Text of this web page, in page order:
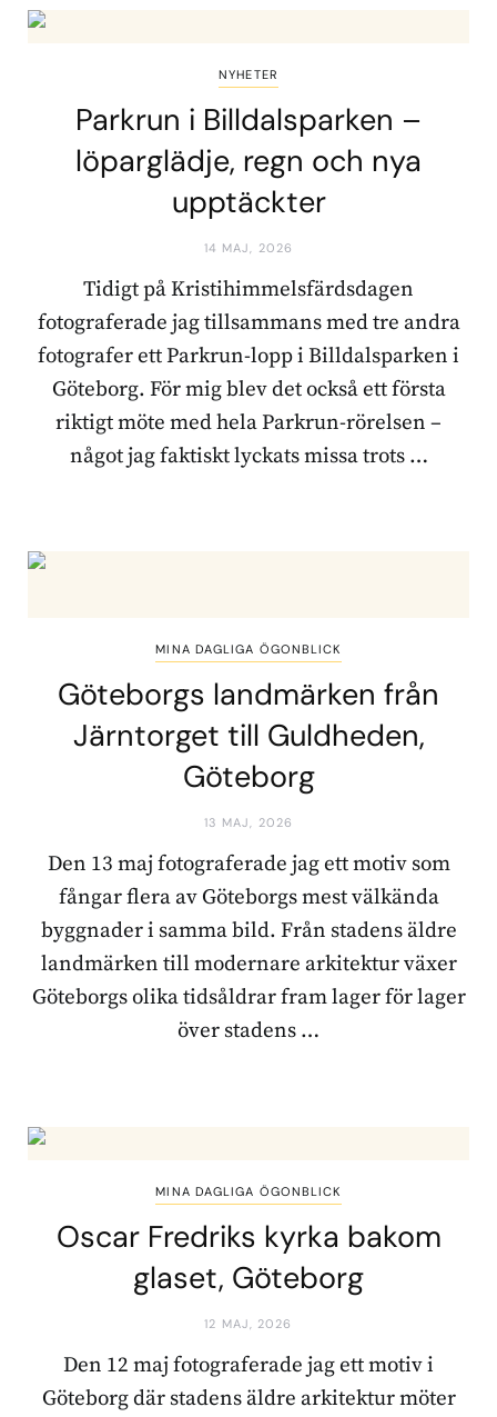
NYHETER
Parkrun i Billdalsparken –
löparglädje, regn och nya
upptäckter
14 MAJ, 2026
Tidigt på Kristihimmelsfärdsdagen
fotograferade jag tillsammans med tre andra
fotografer ett Parkrun-lopp i Billdalsparken i
Göteborg. För mig blev det också ett första
riktigt möte med hela Parkrun-rörelsen –
något jag faktiskt lyckats missa trots …
MINA DAGLIGA ÖGONBLICK
Göteborgs landmärken från
Järntorget till Guldheden,
Göteborg
13 MAJ, 2026
Den 13 maj fotograferade jag ett motiv som
fångar flera av Göteborgs mest välkända
byggnader i samma bild. Från stadens äldre
landmärken till modernare arkitektur växer
Göteborgs olika tidsåldrar fram lager för lager
över stadens …
MINA DAGLIGA ÖGONBLICK
Oscar Fredriks kyrka bakom
glaset, Göteborg
12 MAJ, 2026
Den 12 maj fotograferade jag ett motiv i
Göteborg där stadens äldre arkitektur möter